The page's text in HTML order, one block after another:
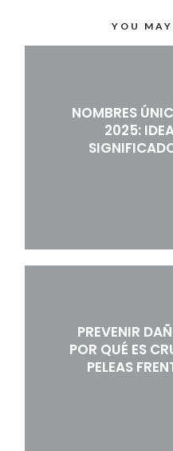
YOU
NOMBRES
2025:
PREVENIR
POR QUÉ ES
PELEAS